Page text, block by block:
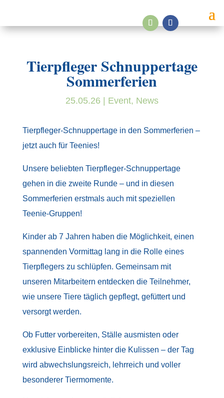
Tierpfleger Schnuppertage
Sommerferien
25.05.26 Event, News
Tierpfleger-Schnuppertage in den Sommerferien –
jetzt auch für Teenies!
Unsere beliebten Tierpfleger-Schnuppertage
gehen in die zweite Runde – und in diesen
Sommerferien erstmals auch mit speziellen
Teenie-Gruppen!
Kinder ab 7 Jahren haben die Möglichkeit, einen
spannenden Vormittag lang in die Rolle eines
Tierpflegers zu schlüpfen. Gemeinsam mit
unseren Mitarbeitern entdecken die Teilnehmer,
wie unsere Tiere täglich gepflegt, gefüttert und
versorgt werden.
Ob Futter vorbereiten, Ställe ausmisten oder
exklusive Einblicke hinter die Kulissen – der Tag
wird abwechslungsreich, lehrreich und voller
besonderer Tiermomente.